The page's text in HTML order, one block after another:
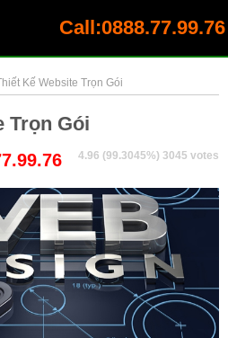
Call:0888.77.99.76
Kế Website Trọn Gói
Trọn Gói
4.96 (99.3045%) 3045 votes